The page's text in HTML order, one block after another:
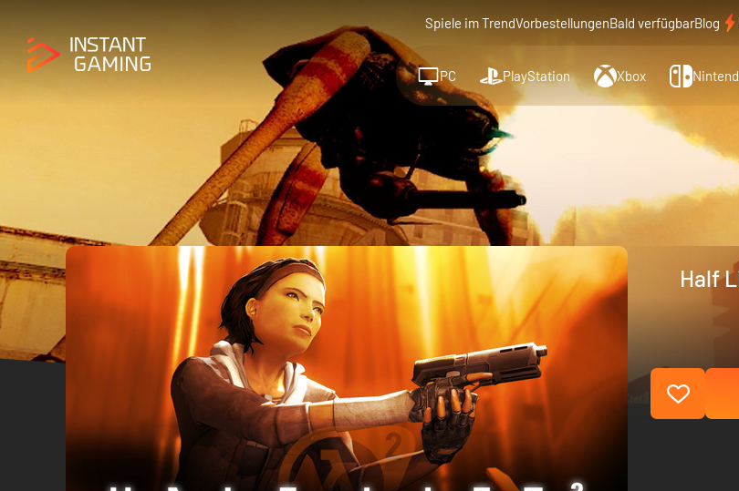
Spiele im TrendVorbestellungenBald verfügbarBlog
PC PlayStation Xbox
Half